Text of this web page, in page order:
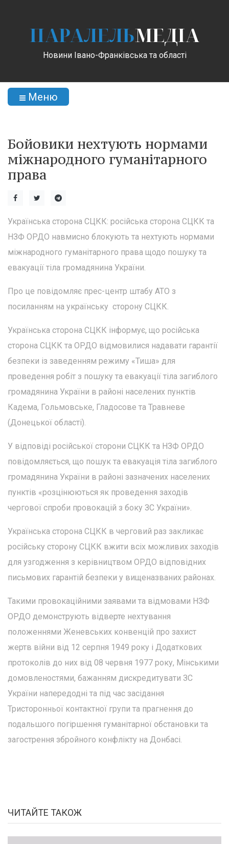
ПАРАЛЕЛЬМЕДІА
Новини Івано-Франківська та області
Меню
Бойовики нехтують нормами
міжнародного гуманітарного
права
Українська сторона СЦКК: російська сторона СЦКК та
НЗФ ОРДО навмисно блокують та нехтують нормами
міжнародного гуманітарного права щодо пошуку та
евакуації тіла громадянина України.
Про це повідомляє прес-центр штабу АТО з
посиланням на українську сторону СЦКК.
Українська сторона СЦКК інформує, що російська
сторона СЦКК та ОРДО відмовилися надавати гарантії
безпеки із заведенням режиму «Тиша» для
проведення робіт з пошуку та евакуації тіла загиблого
громадянина України в районі населених пунктів
Кадема, Гольмовське, Гладосове та Травневе
(Донецької області).
У відповіді російської сторони СЦКК та НЗФ ОРДО
повідомляється, що пошук та евакуація тіла загиблого
громадянина України в районі зазначених населених
пунктів «розцінюються як проведення заходів
чергової спроби провокацій з боку ЗС України».
Українська сторона СЦКК в черговий раз закликає
російську сторону СЦКК вжити всіх можливих заходів
для узгодження з керівництвом ОРДО відповідних
письмових гарантій безпеки у вищеназваних районах.
Такими провокаційними заявами та відмовами НЗФ
ОРДО демонструють відверте нехтування
положеннями Женевських конвенцій про захист
жертв війни від 12 серпня 1949 року і Додаткових
протоколів до них від 08 червня 1977 року, Мінськими
домовленостями, бажанням дискредитувати ЗС
України напередодні та під час засідання
Тристоронньої контактної групи та прагнення до
подальшого погіршення гуманітарної обстановки та
загострення збройного конфлікту на Донбасі.
ЧИТАЙТЕ ТАКОЖ